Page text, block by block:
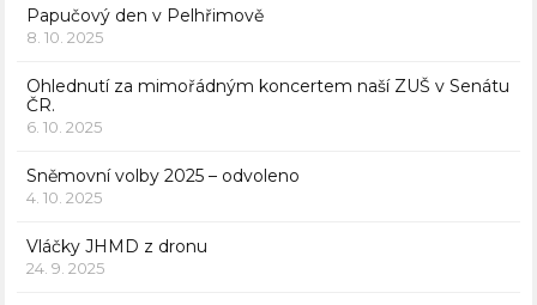
Papučový den v Pelhřimově
8. 10. 2025
Ohlednutí za mimořádným koncertem naší ZUŠ v Senátu
ČR.
6. 10. 2025
Sněmovní volby 2025 – odvoleno
4. 10. 2025
Vláčky JHMD z dronu
24. 9. 2025